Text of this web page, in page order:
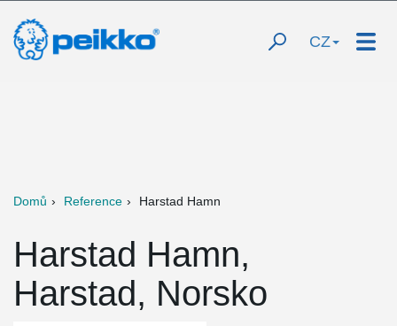
CZ
Domů Reference Harstad Hamn
Harstad Hamn,
Harstad, Norsko